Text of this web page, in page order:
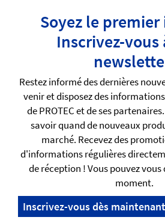
Soyez le
Inscrivez-vous
Restez informé des dernières
venir et disposez des
de PROTEC et de ses
savoir quand de nouveaux
marché. Recevez des
d'informations régulières
de réception ! Vous pouvez
moment.
Inscrivez-vous dès